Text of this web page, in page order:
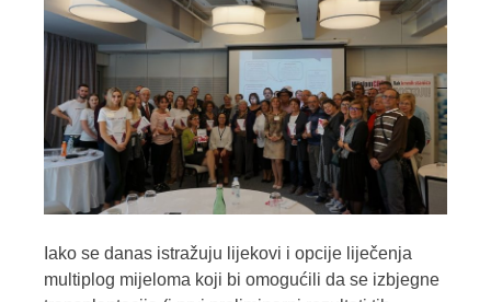
Iako se danas istražuju lijekovi i opcije liječenja
multiplog mijeloma koji bi omogućili da se izbjegne